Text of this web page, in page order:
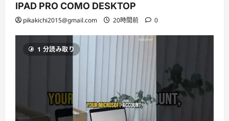
IPAD PRO COMO DESKTOP
pikakichi2015@gmail.com 20時間前 0
1 分読み取り